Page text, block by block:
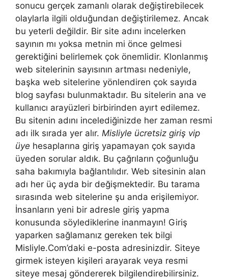
sonucu gerçek zamanlı olarak değiştirebilecek
olaylarla ilgili olduğundan değiştirilemez. Ancak
bu yeterli değildir. Bir site adını incelerken
sayının mı yoksa metnin mi önce gelmesi
gerektiğini belirlemek çok önemlidir. Klonlanmış
web sitelerinin sayısının artması nedeniyle,
başka web sitelerine yönlendiren çok sayıda
blog sayfası bulunmaktadır. Bu sitelerin ana ve
kullanıcı arayüzleri birbirinden ayırt edilemez.
Bu sitenin adını incelediğinizde her zaman resmi
adı ilk sırada yer alır. Misliyle ücretsiz giriş vip
üye hesaplarına giriş yapamayan çok sayıda
üyeden sorular aldık. Bu çağrıların çoğunluğu
saha bakımıyla bağlantılıdır. Web sitesinin alan
adı her üç ayda bir değişmektedir. Bu tarama
sırasında web sitelerine şu anda erişilemiyor.
İnsanların yeni bir adresle giriş yapma
konusunda söylediklerine inanmayın! Giriş
yaparken sağlamanız gereken tek bilgi
Misliyle.Com’daki e-posta adresinizdir. Siteye
girmek isteyen kişileri arayarak veya resmi
siteye mesaj göndererek bilgilendirebilirsiniz.